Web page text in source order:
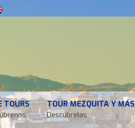
TOURS TOUR MEZQUITA Y MÁS
Descúbrelas